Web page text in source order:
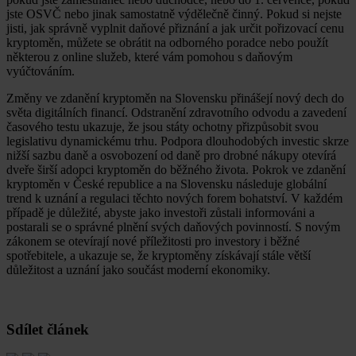
jste OSVČ nebo jinak samostatně výdělečně činný. Pokud si nejste
jisti, jak správně vyplnit daňové přiznání a jak určit pořizovací cenu
kryptoměn, můžete se obrátit na odborného poradce nebo použít
některou z online služeb, které vám pomohou s daňovým
vyúčtováním.
Změny ve zdanění kryptoměn na Slovensku přinášejí nový dech do
světa digitálních financí. Odstranění zdravotního odvodu a zavedení
časového testu ukazuje, že jsou státy ochotny přizpůsobit svou
legislativu dynamickému trhu. Podpora dlouhodobých investic skrze
nižší sazbu daně a osvobození od daně pro drobné nákupy otevírá
dveře širší adopci kryptoměn do běžného života. Pokrok ve zdanění
kryptoměn v České republice a na Slovensku následuje globální
trend k uznání a regulaci těchto nových forem bohatství. V každém
případě je důležité, abyste jako investoři zůstali informováni a
postarali se o správné plnění svých daňových povinností. S novým
zákonem se otevírají nové příležitosti pro investory i běžné
spotřebitele, a ukazuje se, že kryptoměny získávají stále větší
důležitost a uznání jako součást moderní ekonomiky.
Sdílet článek